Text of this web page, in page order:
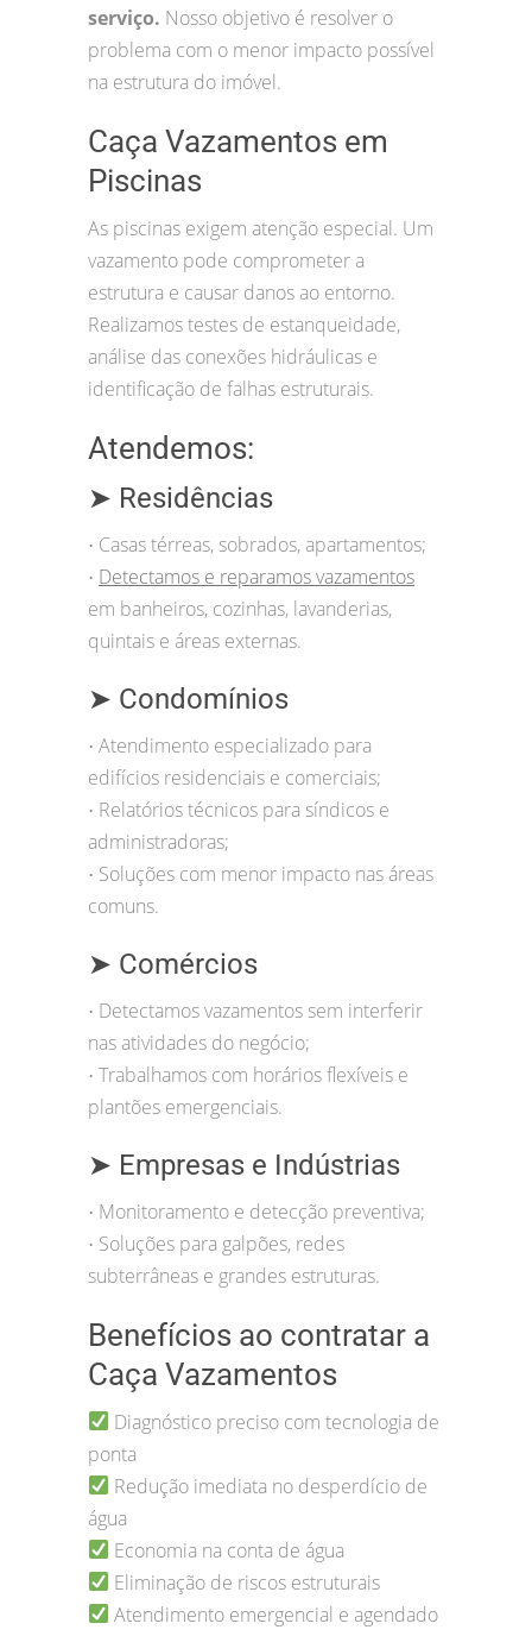
serviço. Nosso objetivo é resolver o
problema com o menor impacto possível
na estrutura do imóvel.
Caça Vazamentos em
Piscinas
As piscinas exigem atenção especial. Um
vazamento pode comprometer a
estrutura e causar danos ao entorno.
Realizamos testes de estanqueidade,
análise das conexões hidráulicas e
identificação de falhas estruturais.
Atendemos:
➤ Residências
• Casas térreas, sobrados, apartamentos;
• Detectamos e reparamos vazamentos
em banheiros, cozinhas, lavanderias,
quintais e áreas externas.
➤ Condomínios
• Atendimento especializado para
edifícios residenciais e comerciais;
• Relatórios técnicos para síndicos e
administradoras;
• Soluções com menor impacto nas áreas
comuns.
➤ Comércios
• Detectamos vazamentos sem interferir
nas atividades do negócio;
• Trabalhamos com horários flexíveis e
plantões emergenciais.
➤ Empresas e Indústrias
• Monitoramento e detecção preventiva;
• Soluções para galpões, redes
subterrâneas e grandes estruturas.
Benefícios ao contratar a
Caça Vazamentos
Diagnóstico preciso com tecnologia de
ponta
Redução imediata no desperdício de
água
Economia na conta de água
Eliminação de riscos estruturais
Atendimento emergencial e agendado